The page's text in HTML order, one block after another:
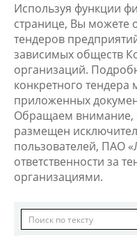
Используя функции
странице, Вы можете
тендеров
зависимых обществ
организаций.
конкретного тендера
приложенных
Обращаем внимание,
размещен
пользователей, ПАО
ответственности за
организациями.